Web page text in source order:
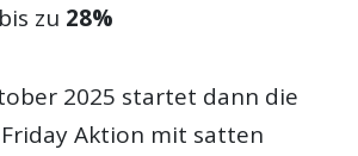
zu 28%
2025 startet dann die
Aktion mit satten